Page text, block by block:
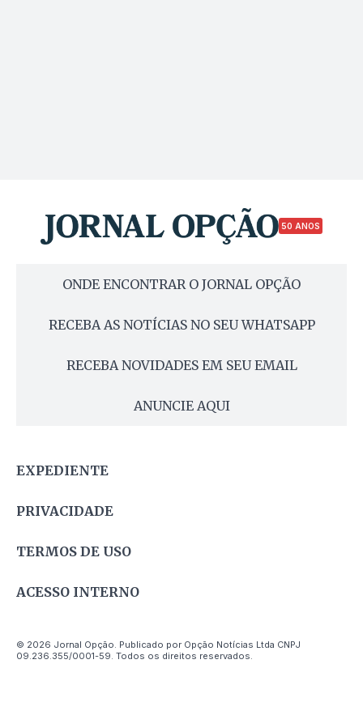
50 ANOS
ONDE ENCONTRAR O JORNAL OPÇÃO
RECEBA AS NOTÍCIAS NO SEU WHATSAPP
RECEBA NOVIDADES EM SEU EMAIL
ANUNCIE AQUI
EXPEDIENTE
PRIVACIDADE
TERMOS DE USO
ACESSO INTERNO
© 2026 Jornal Opção. Publicado por Opção Notícias Ltda CNPJ
09.236.355/0001-59. Todos os direitos reservados.